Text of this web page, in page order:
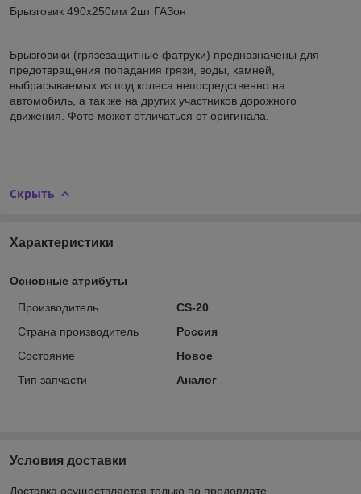
Брызговик 490x250мм 2шт ГАЗон
Брызговики (грязезащитные фатруки) предназначены для
предотвращения попадания грязи, воды, камней,
выбрасываемых из под колеса непосредственно на
автомобиль, а так же на других участников дорожного
движения. Фото может отличаться от оригинала.
Скрыть
Характеристики
Основные атрибуты
Производитель
CS-20
Страна производитель
Россия
Состояние
Новое
Тип запчасти
Аналог
Условия доставки
Доставка осуществляется только по предоплате.